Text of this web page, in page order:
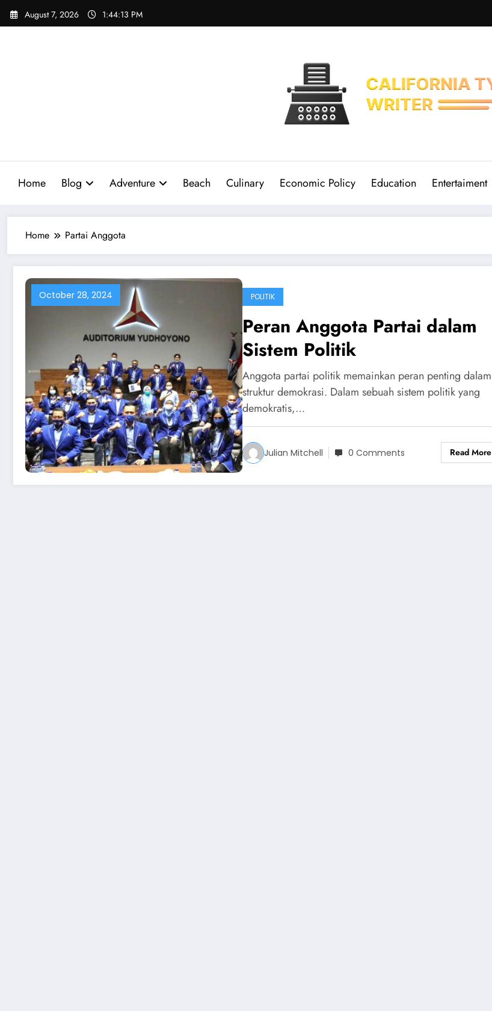
Skip
August 7, 2026 1:44:14 PM
Home Blog Adventure Beach Culinary Economic Policy Education Entertaiment
Home Partai Anggota
October 28, 2024 POLITIK
Peran Anggota Partai dalam
Sistem Politik
Anggota partai politik memainkan peran penting dalam
struktur demokrasi. Dalam sebuah sistem politik yang
demokratis,…
Julian Mitchell 0 Comments Read More